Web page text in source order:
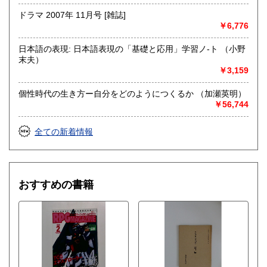
ドラマ 2007年 11月号 [雑誌]
￥6,776
日本語の表現: 日本語表現の「基礎と応用」学習ノ-ト （小野
末夫）
￥3,159
個性時代の生き方ー自分をどのようにつくるか （加瀬英明）
￥56,744
全ての新着情報
おすすめの書籍